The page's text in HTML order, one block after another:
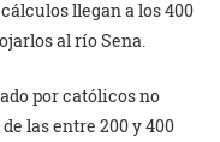
llegan a los 400
al río Sena.
por católicos no
las entre 200 y 400